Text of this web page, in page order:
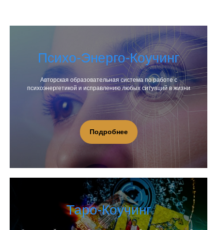
Психо-Энерго-Коучинг
Авторская образовательная система по работе с
психоэнергетикой и исправлению любых ситуаций в жизни
Подробнее
Таро-Коучинг